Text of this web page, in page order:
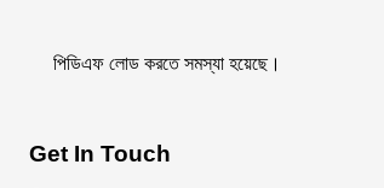
পিডিএফ লোড করতে সমস্যা হয়েছে।
Get In Touch